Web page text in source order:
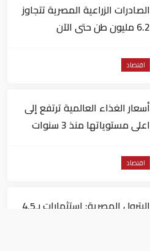
الصادرات الزراعية المصرية تتجاوز
6.2 مليون طن حتى الآن
اقتصاد
أسعار الغذاء العالمية ترتفع إلى
اعلى مستوياتها منذ 3 سنوات
اقتصاد
البترول المصرية: استثمارات بـ4.5